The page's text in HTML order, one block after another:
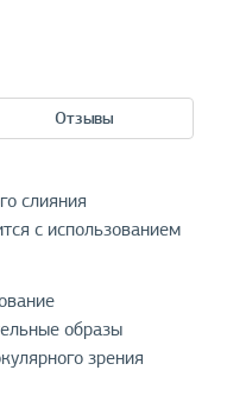
Отзывы
слияния
с использованием
образы
зрения